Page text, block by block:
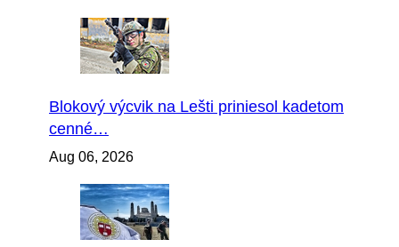
Blokový výcvik na Lešti priniesol kadetom
cenné…
Aug 06, 2026